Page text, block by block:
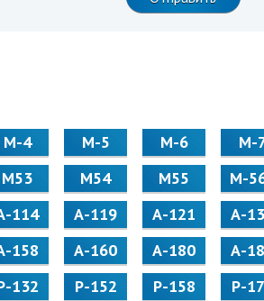
М-4 М-5 М-6 М-
М53 М54 М55 M-
114 А-119 А-121 А-
158 А-160 А-180 А-
132 Р-152 Р-158 Р-